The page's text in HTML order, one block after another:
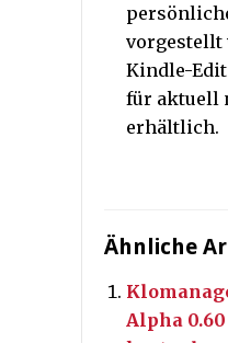
vorgestellt
Kindle-
für aktuell
erhältlich.
Ähnliche
Alpha